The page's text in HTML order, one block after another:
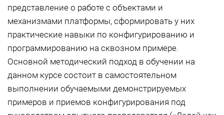
представление о работе с объектами и
механизмами платформы, сформировать у них
практические навыки по конфигурированию и
программированию на сквозном примере.
Основной методический подход в обучении на
данном курсе состоит в самостоятельном
выполнении обучаемыми демонстрируемых
примеров и приемов конфигурирования под